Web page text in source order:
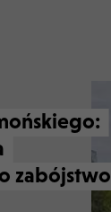
zabójstwo